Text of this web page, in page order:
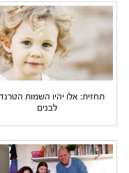
תחזית: אלו יהיו השמות
לבנים